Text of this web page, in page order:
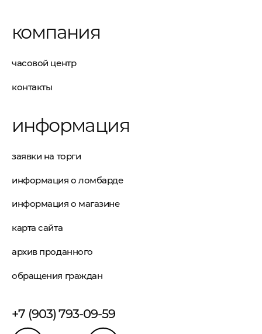
компания
часовой центр
контакты
информация
заявки на торги
информация о ломбарде
информация о магазине
карта сайта
архив проданного
обращения граждан
+7 (903) 793-09-59